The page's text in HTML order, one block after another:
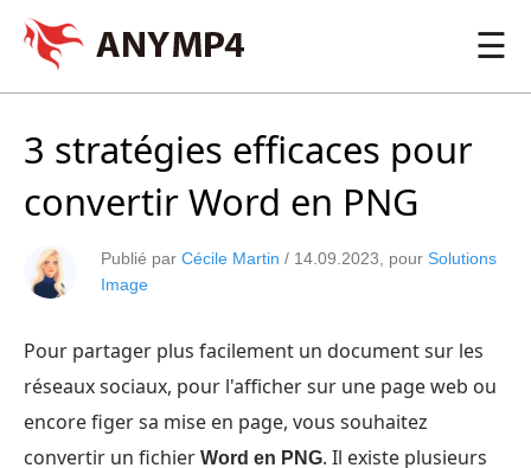
☰
3 stratégies efficaces pour
convertir Word en PNG
Publié par Cécile Martin / 14.09.2023 , pour Solutions
Image
Pour partager plus facilement un document sur les
réseaux sociaux, pour l'afficher sur une page web ou
encore figer sa mise en page, vous souhaitez
convertir un fichier Word en PNG. Il existe plusieurs